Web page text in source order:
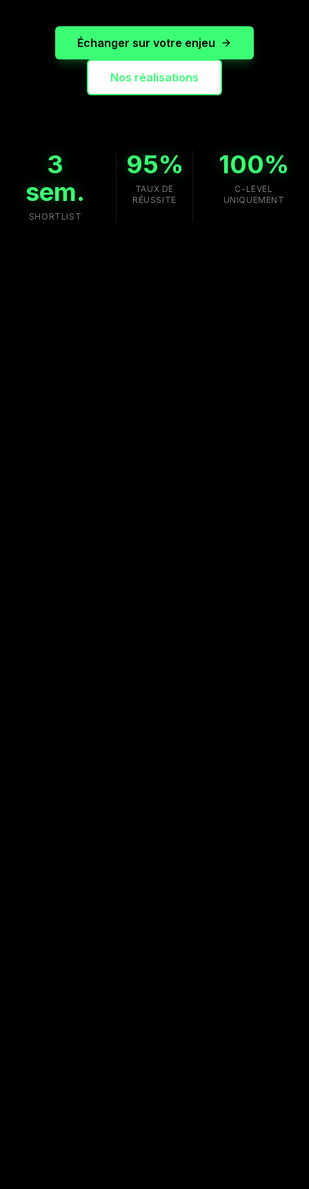
Échanger sur votre enjeu
Nos réalisations
3
sem.
SHORTLIST
95%
TAUX DE
RÉUSSITE
100%
C-LEVEL
UNIQUEMENT